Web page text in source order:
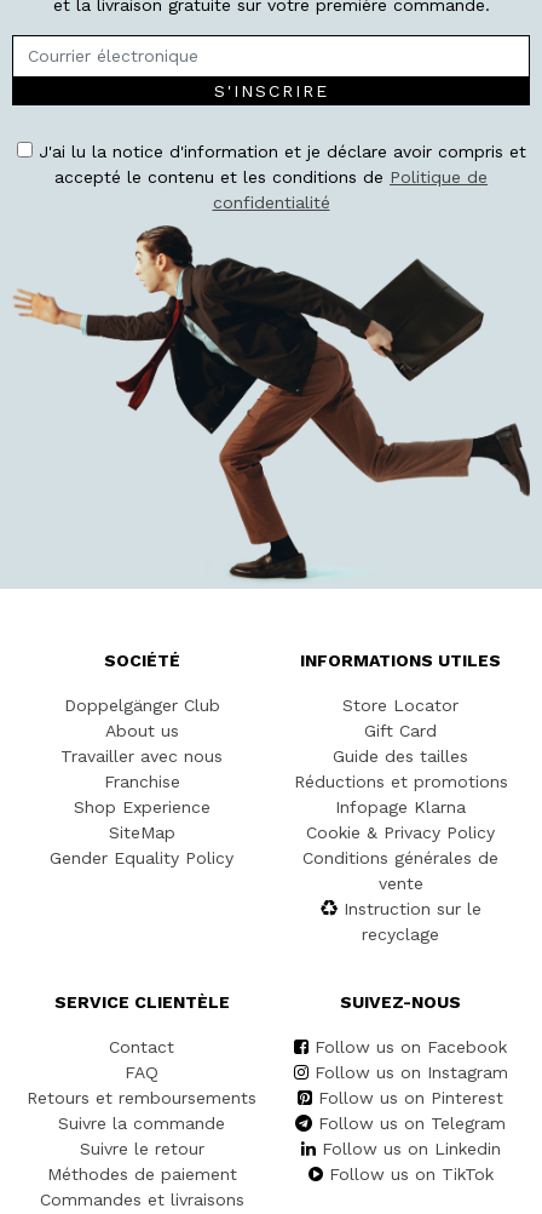
et la livraison gratuite sur votre première commande.
S'INSCRIRE
J'ai lu la notice d'information et je déclare avoir compris et
accepté le contenu et les conditions de Politique de
confidentialité
SOCIÉTÉ
Doppelgänger Club
About us
Travailler avec nous
Franchise
Shop Experience
SiteMap
Gender Equality Policy
INFORMATIONS UTILES
Store Locator
Gift Card
Guide des tailles
Réductions et promotions
Infopage Klarna
Cookie & Privacy Policy
Conditions générales de
vente
Instruction sur le
recyclage
SERVICE CLIENTÈLE
Contact
FAQ
Retours et remboursements
Suivre la commande
Suivre le retour
Méthodes de paiement
Commandes et livraisons
SUIVEZ-NOUS
Follow us on Facebook
Follow us on Instagram
Follow us on Pinterest
Follow us on Telegram
Follow us on Linkedin
Follow us on TikTok